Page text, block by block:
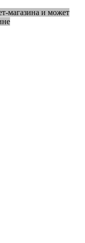
магазина и может